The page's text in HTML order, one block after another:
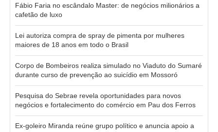
Fábio Faria no escândalo Master: de negócios milionários a
cafetão de luxo
Lei autoriza compra de spray de pimenta por mulheres
maiores de 18 anos em todo o Brasil
Corpo de Bombeiros realiza simulado no Viaduto do Sumaré
durante curso de prevenção ao suicídio em Mossoró
Pesquisa do Sebrae revela oportunidades para novos
negócios e fortalecimento do comércio em Pau dos Ferros
Ex-goleiro Miranda reúne grupo político e anuncia apoio a